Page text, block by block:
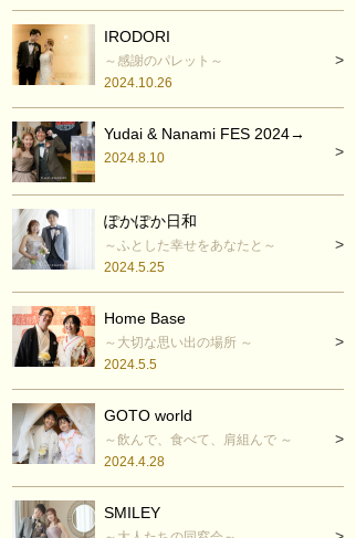
IRODORI
～感謝のパレット～
2024.10.26
Yudai & Nanami FES 2024→
2024.8.10
ぽかぽか日和
～ふとした幸せをあなたと～
2024.5.25
Home Base
～大切な思い出の場所 ～
2024.5.5
GOTO world
～飲んで、食べて、肩組んで ～
2024.4.28
SMILEY